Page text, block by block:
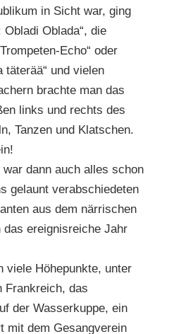
in Sicht war, ging
Oblada“, die
Echo“ oder
täterää“ und vielen
brachte man das
links und rechts des
Tanzen und Klatschen.
dann auch alles schon
gelaunt verabschiedeten
aus dem närrischen
ereignisreiche Jahr
viele Höhepunkte, unter
Frankreich, das
der Wasserkuppe, ein
mit dem Gesangverein